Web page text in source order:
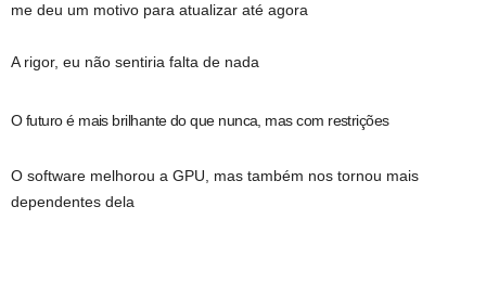
me deu um motivo para atualizar até agora
A rigor, eu não sentiria falta de nada
O futuro é mais brilhante do que nunca, mas com restrições
O software melhorou a GPU, mas também nos tornou mais
dependentes dela